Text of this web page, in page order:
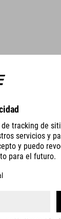
GEAR
CASCOS